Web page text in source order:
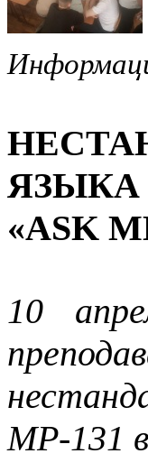
ЯЗЫКА
«ASK
10
МР-131